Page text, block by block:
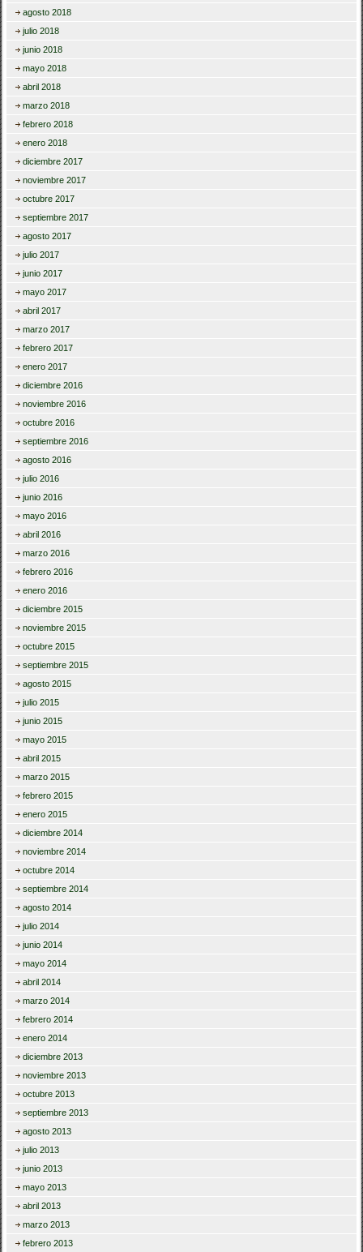
agosto 2018
julio 2018
junio 2018
mayo 2018
abril 2018
marzo 2018
febrero 2018
enero 2018
diciembre 2017
noviembre 2017
octubre 2017
septiembre 2017
agosto 2017
julio 2017
junio 2017
mayo 2017
abril 2017
marzo 2017
febrero 2017
enero 2017
diciembre 2016
noviembre 2016
octubre 2016
septiembre 2016
agosto 2016
julio 2016
junio 2016
mayo 2016
abril 2016
marzo 2016
febrero 2016
enero 2016
diciembre 2015
noviembre 2015
octubre 2015
septiembre 2015
agosto 2015
julio 2015
junio 2015
mayo 2015
abril 2015
marzo 2015
febrero 2015
enero 2015
diciembre 2014
noviembre 2014
octubre 2014
septiembre 2014
agosto 2014
julio 2014
junio 2014
mayo 2014
abril 2014
marzo 2014
febrero 2014
enero 2014
diciembre 2013
noviembre 2013
octubre 2013
septiembre 2013
agosto 2013
julio 2013
junio 2013
mayo 2013
abril 2013
marzo 2013
febrero 2013